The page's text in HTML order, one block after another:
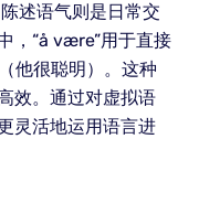
述语气则是日常交
，“å være”用于直接
他很聪明）。这种
效。通过对虚拟语
灵活地运用语言进